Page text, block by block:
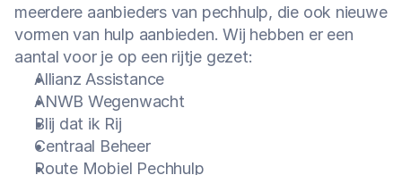
meerdere aanbieders van pechhulp, die ook nieuwe
vormen van hulp aanbieden. Wij hebben er een
aantal voor je op een rijtje gezet:
Allianz Assistance
ANWB Wegenwacht
Blij dat ik Rij
Centraal Beheer
Route Mobiel Pechhulp